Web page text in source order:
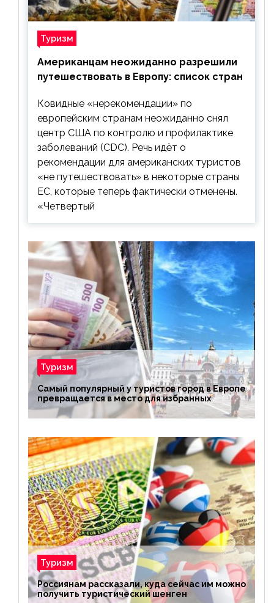
Туризм
Американцам неожиданно разрешили
путешествовать в Европу: список стран
Ковидные «нерекомендации» по
европейским странам неожиданно снял
центр США по контролю и профилактике
заболеваний (CDC). Речь идёт о
рекомендации для американских туристов
«не путешествовать» в некоторые страны
ЕС, которые теперь фактически отменены.
«Четвертый
Туризм
Самый популярный у туристов город в Европе
превращается в место для избранных
Туризм
Россиянам рассказали, куда сейчас им можно
получить туристический шенген